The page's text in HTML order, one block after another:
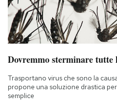
Dovremmo sterminare tutte
Trasportano virus che sono la
propone una soluzione drastica
semplice